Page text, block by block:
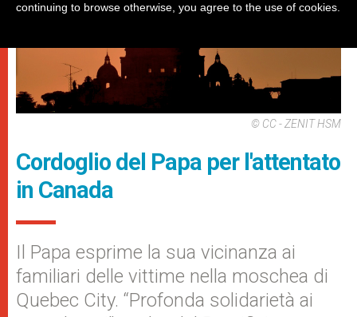
© CC - ZENIT HSM
Cordoglio del Papa per l'attentato
in Canada
Il Papa esprime la sua vicinanza ai
familiari delle vittime nella moschea di
Quebec City. “Profonda solidarietà ai
continuing to browse otherwise, you agree to the use of cookies.